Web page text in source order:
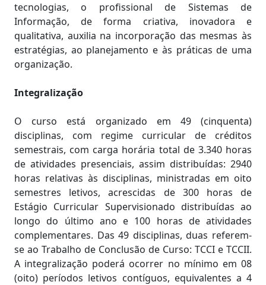
tecnologias, o profissional de Sistemas de
Informação, de forma criativa, inovadora e
qualitativa, auxilia na incorporação das mesmas às
estratégias, ao planejamento e às práticas de uma
organização.
Integralização
O curso está organizado em 49 (cinquenta)
disciplinas, com regime curricular de créditos
semestrais, com carga horária total de 3.340 horas
de atividades presenciais, assim distribuídas: 2940
horas relativas às disciplinas, ministradas em oito
semestres letivos, acrescidas de 300 horas de
Estágio Curricular Supervisionado distribuídas ao
longo do último ano e 100 horas de atividades
complementares. Das 49 disciplinas, duas referem-
se ao Trabalho de Conclusão de Curso: TCCI e TCCII.
A integralização poderá ocorrer no mínimo em 08
(oito) períodos letivos contíguos, equivalentes a 4